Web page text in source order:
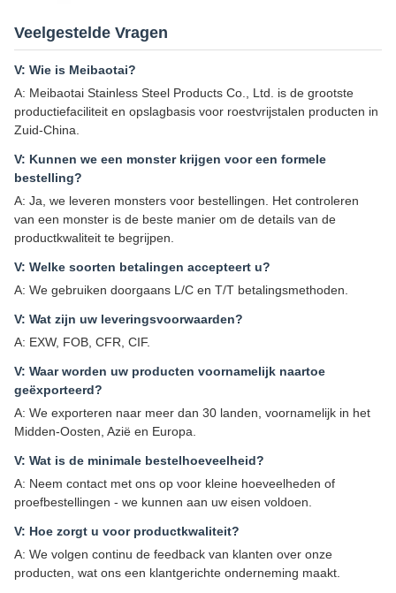
Veelgestelde Vragen
V: Wie is Meibaotai?
A: Meibaotai Stainless Steel Products Co., Ltd. is de grootste
productiefaciliteit en opslagbasis voor roestvrijstalen producten in
Zuid-China.
V: Kunnen we een monster krijgen voor een formele
bestelling?
A: Ja, we leveren monsters voor bestellingen. Het controleren
van een monster is de beste manier om de details van de
productkwaliteit te begrijpen.
V: Welke soorten betalingen accepteert u?
A: We gebruiken doorgaans L/C en T/T betalingsmethoden.
V: Wat zijn uw leveringsvoorwaarden?
A: EXW, FOB, CFR, CIF.
V: Waar worden uw producten voornamelijk naartoe
geëxporteerd?
A: We exporteren naar meer dan 30 landen, voornamelijk in het
Midden-Oosten, Azië en Europa.
V: Wat is de minimale bestelhoeveelheid?
A: Neem contact met ons op voor kleine hoeveelheden of
proefbestellingen - we kunnen aan uw eisen voldoen.
V: Hoe zorgt u voor productkwaliteit?
A: We volgen continu de feedback van klanten over onze
producten, wat ons een klantgerichte onderneming maakt.